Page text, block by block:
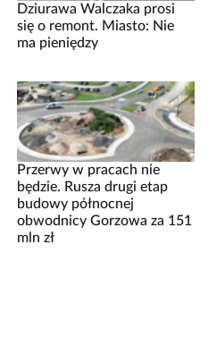
Dziurawa Walczaka prosi
się o remont. Miasto: Nie
ma pieniędzy
Przerwy w pracach nie
będzie. Rusza drugi etap
budowy północnej
obwodnicy Gorzowa za 151
mln zł